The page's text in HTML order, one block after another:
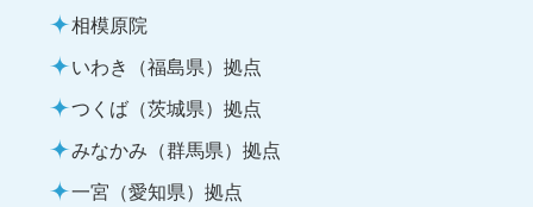
相模原院
いわき（福島県）拠点
つくば（茨城県）拠点
みなかみ（群馬県）拠点
一宮（愛知県）拠点